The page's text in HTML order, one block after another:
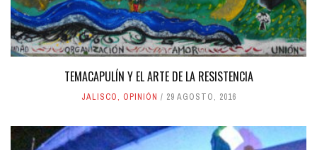
TEMACAPULÍN Y EL ARTE DE LA RESISTENCIA
JALISCO, OPINIÓN 29 AGOSTO, 2016